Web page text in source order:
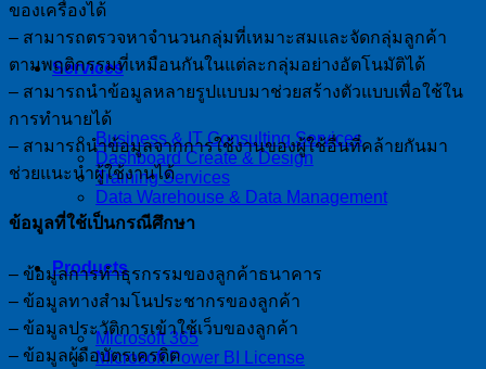
Services
Business & IT Consulting Services
Dashboard Create & Design
Training Services
Data Warehouse & Data Management
Products
Microsoft 365
Microsoft Power BI License
ของเครื่องได้
– สามารถตรวจหาจำนวนกลุ่มที่เหมาะสมและจัดกลุ่มลูกค้า
ตามพฤติกรรมที่เหมือนกันในแต่ละกลุ่มอย่างอัตโนมัติได้
– สามารถนำข้อมูลหลายรูปแบบมาช่วยสร้างตัวแบบเพื่อใช้ใน
การทำนายได้
– สามารถนำข้อมูลจากการใช้งานของผู้ใช้อื่นที่คล้ายกันมา
ช่วยแนะนำผู้ใช้งานได้
ข้อมูลที่ใช้เป็นกรณีศึกษา
– ข้อมูลการทำธุรกรรมของลูกค้าธนาคาร
– ข้อมูลทางสำมโนประชากรของลูกค้า
– ข้อมูลประวัติการเข้าใช้เว็บของลูกค้า
– ข้อมูลผู้ถือบัตรเครดิต